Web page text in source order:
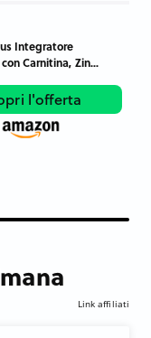
Integratore
Carnitina, Zin...
l'offerta
Link affiliati